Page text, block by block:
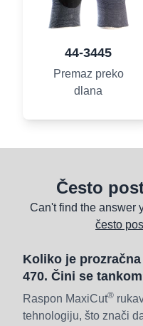
44-3445
Premaz preko
dlana
Često
Can't find the answer
često
Koliko je
470. Čini se
Raspon MaxiCut®
tehnologiju, što znači